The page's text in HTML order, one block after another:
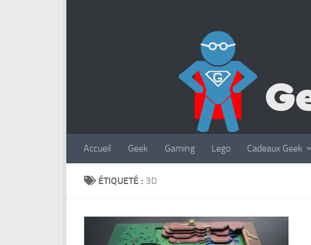
Accueil Geek Gaming Lego Cadeaux Geek
ÉTIQUETÉ : 3D